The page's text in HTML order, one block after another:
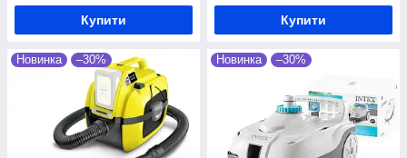
Купити Купити
Новинка –30% Новинка –30%